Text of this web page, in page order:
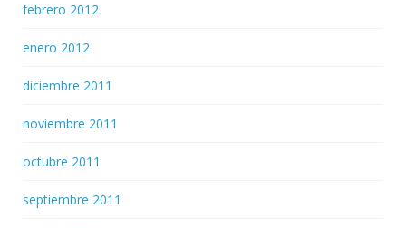
febrero 2012
enero 2012
diciembre 2011
noviembre 2011
octubre 2011
septiembre 2011